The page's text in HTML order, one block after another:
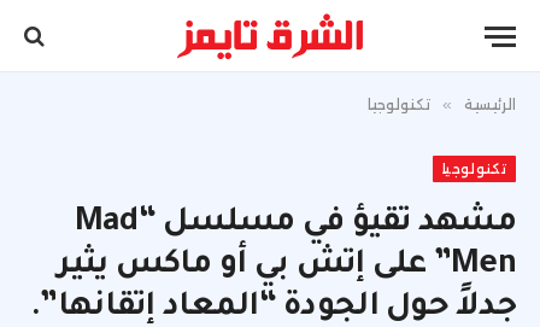
الرئيسية » تكنولوجيا
تكنولوجيا
مشهد تقيؤ في مسلسل “Mad
Men” على إتش بي أو ماكس يثير
جدلاً حول الجودة “المعاد إتقانها”.